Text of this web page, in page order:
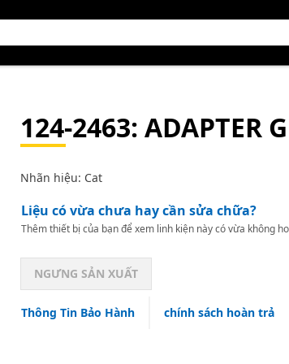
124-2463: ADAPTER G
Nhãn hiệu: Cat
Liệu có vừa chưa hay cần sửa chữa?
Thêm thiết bị của bạn để xem linh kiện này có vừa không
NGƯNG SẢN XUẤT
Thông Tin Bảo Hành chính sách hoàn trả